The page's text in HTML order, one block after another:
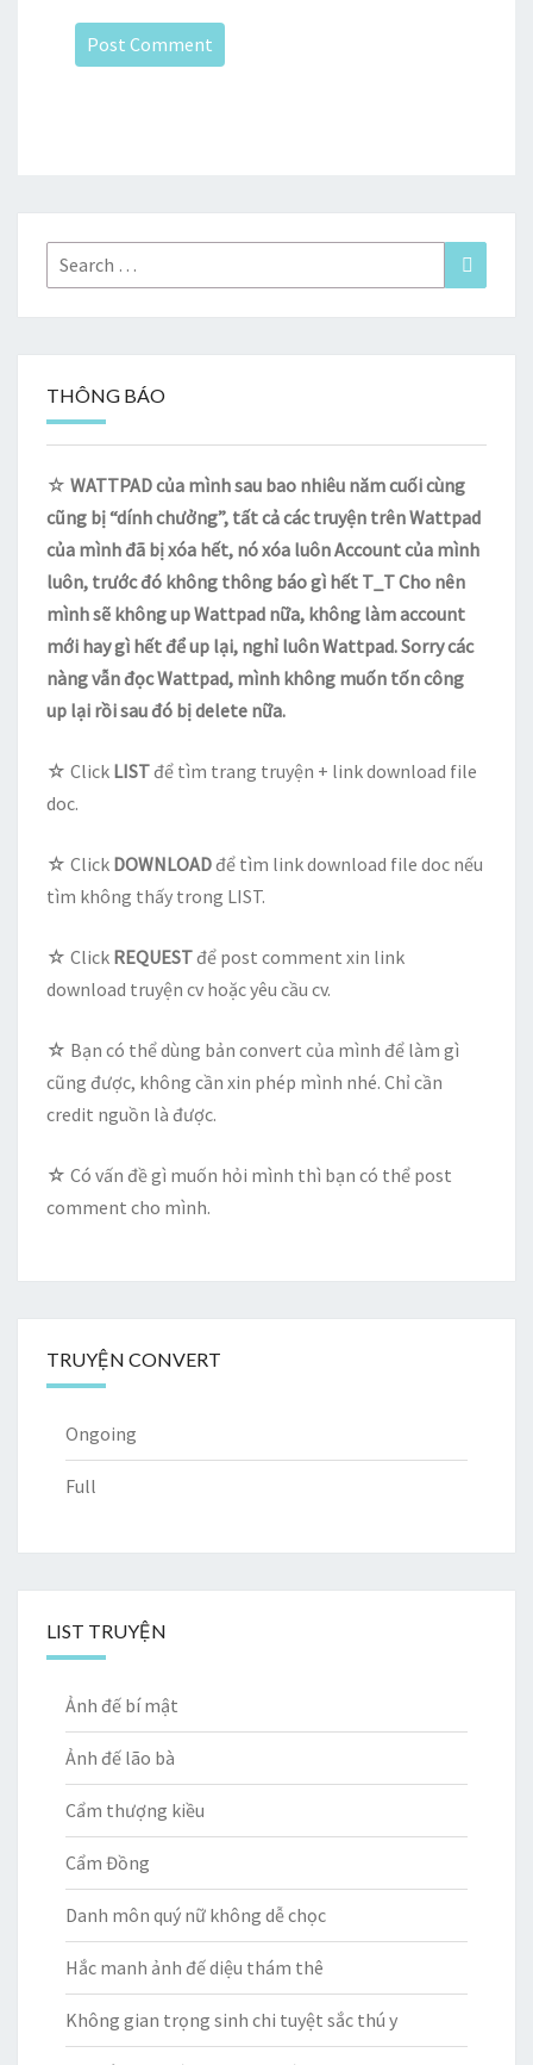
Search
for:
Search
THÔNG BÁO
☆ WATTPAD của mình sau bao nhiêu năm cuối cùng
cũng bị “dính chưởng”, tất cả các truyện trên Wattpad
của mình đã bị xóa hết, nó xóa luôn Account của mình
luôn, trước đó không thông báo gì hết T_T Cho nên
mình sẽ không up Wattpad nữa, không làm account
mới hay gì hết để up lại, nghỉ luôn Wattpad. Sorry các
nàng vẫn đọc Wattpad, mình không muốn tốn công
up lại rồi sau đó bị delete nữa.
☆ Click LISTđể tìm trang truyện + link download file
doc.
☆ Click DOWNLOADđể tìm link download file doc nếu
tìm không thấy trong LIST.
☆ Click REQUESTđể post comment xin link
download truyện cv hoặc yêu cầu cv.
☆ Bạn có thể dùng bản convert của mình để làm gì
cũng được, không cần xin phép mình nhé. Chỉ cần
credit nguồn là được.
☆ Có vấn đề gì muốn hỏi mình thì bạn có thể post
comment cho mình.
TRUYỆN CONVERT
Ongoing
Full
LIST TRUYỆN
Ảnh đế bí mật
Ảnh đế lão bà
Cẩm thượng kiều
Cẩm Đồng
Danh môn quý nữ không dễ chọc
Hắc manh ảnh đế diệu thám thê
Không gian trọng sinh chi tuyệt sắc thú y